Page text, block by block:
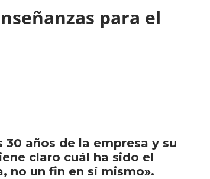
para el
30 años de la empresa y su
claro cuál ha sido el
no un fin en sí mismo».